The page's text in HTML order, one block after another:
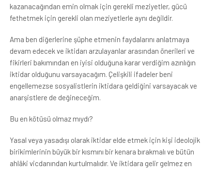
kazanacağından emin olmak için gerekli meziyetler, gücü
fethetmek için gerekli olan meziyetlerle aynı değildir.
Ama ben diğerlerine şüphe etmenin faydalarını anlatmaya
devam edecek ve iktidarı arzulayanlar arasından önerileri ve
fikirleri bakımından en iyisi olduğuna karar verdiğim azınlığın
iktidar olduğunu varsayacağım. Çelişkili ifadeler beni
engellemezse sosyalistlerin iktidara geldiğini varsayacak ve
anarşistlere de değineceğim.
Bu en kötüsü olmaz mıydı?
Yasal veya yasadışı olarak iktidar elde etmek için kişi ideolojik
birikimlerinin büyük bir kısmını bir kenara bırakmalı ve bütün
ahlâki vicdanından kurtulmalıdır. Ve iktidara gelir gelmez en